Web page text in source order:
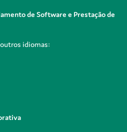
de Software e Prestação de
idiomas: